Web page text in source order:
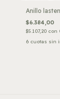
Anillo
$6.384,00
$5.107,20 con
6 cuotas sin